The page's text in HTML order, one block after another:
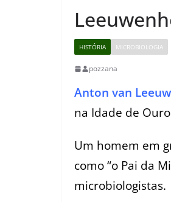
HISTÓRIA MICROBIOLOGIA
pozzana
Anton van
na Idade de
Um homem em
como “o Pai da
microbiologistas.